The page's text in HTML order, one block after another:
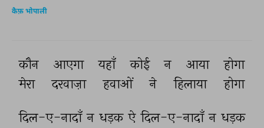
कैफ़ भोपाली
कौन आएगा यहाँ कोई न आया
होगा
मेरा
दरवाज़ा हवाओं ने हिलाया होगा
दिल-ए-नादाँ न धड़क ऐ दिल-ए-नादाँ न धड़क